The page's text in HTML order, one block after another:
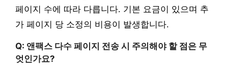
페이지 수에 따라 다릅니다. 기본 요금이 있으며 추
가 페이지 당 소정의 비용이 발생합니다.
Q: 앤팩스 다수 페이지 전송 시 주의해야 할 점은 무
엇인가요?